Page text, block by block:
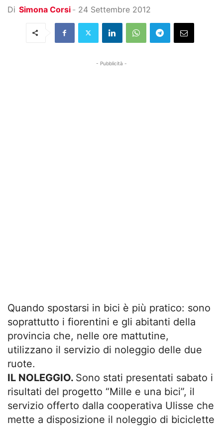
Di Simona Corsi - 24 Settembre 2012
- Pubblicità -
Quando spostarsi in bici è più pratico: sono
soprattutto i fiorentini e gli abitanti della
provincia che, nelle ore mattutine,
utilizzano il servizio di noleggio delle due
ruote.
IL NOLEGGIO. Sono stati presentati sabato i
risultati del progetto “Mille e una bici”, il
servizio offerto dalla cooperativa Ulisse che
mette a disposizione il noleggio di biciclette